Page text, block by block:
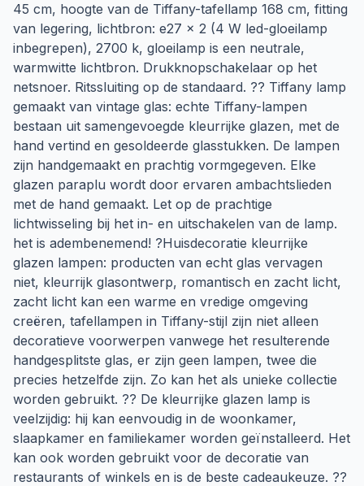
45 cm, hoogte van de Tiffany-tafellamp 168 cm, fitting
van legering, lichtbron: e27 x 2 (4 W led-gloeilamp
inbegrepen), 2700 k, gloeilamp is een neutrale,
warmwitte lichtbron. Drukknopschakelaar op het
netsnoer. Ritssluiting op de standaard. ?? Tiffany lamp
gemaakt van vintage glas: echte Tiffany-lampen
bestaan uit samengevoegde kleurrijke glazen, met de
hand vertind en gesoldeerde glasstukken. De lampen
zijn handgemaakt en prachtig vormgegeven. Elke
glazen paraplu wordt door ervaren ambachtslieden
met de hand gemaakt. Let op de prachtige
lichtwisseling bij het in- en uitschakelen van de lamp.
het is adembenemend! ?Huisdecoratie kleurrijke
glazen lampen: producten van echt glas vervagen
niet, kleurrijk glasontwerp, romantisch en zacht licht,
zacht licht kan een warme en vredige omgeving
creëren, tafellampen in Tiffany-stijl zijn niet alleen
decoratieve voorwerpen vanwege het resulterende
handgesplitste glas, er zijn geen lampen, twee die
precies hetzelfde zijn. Zo kan het als unieke collectie
worden gebruikt. ?? De kleurrijke glazen lamp is
veelzijdig: hij kan eenvoudig in de woonkamer,
slaapkamer en familiekamer worden geïnstalleerd. Het
kan ook worden gebruikt voor de decoratie van
restaurants of winkels en is de beste cadeaukeuze. ??